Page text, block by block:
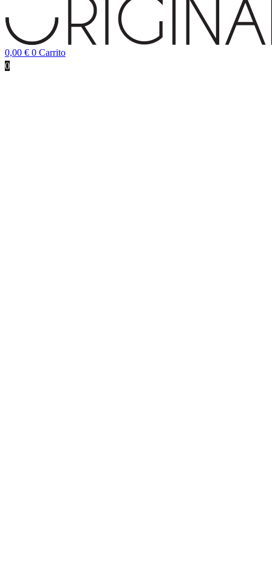
0,00 € 0 Carrito
0